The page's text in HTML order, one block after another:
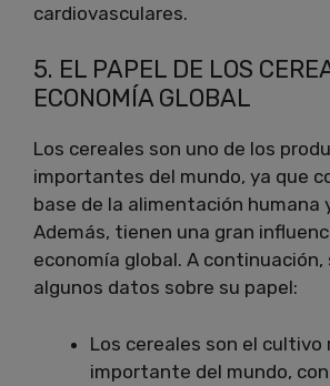
cardiovasculares.
5. EL PAPEL DE LOS
ECONOMÍA GLOBAL
Los cereales son uno de los
importantes del mundo, ya que
base de la alimentación humana
Además, tienen una gran
economía global. A
algunos datos sobre su papel:
Los cereales son el cultivo
importante del mundo,